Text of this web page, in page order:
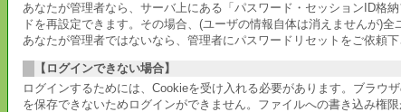
あなたが管理者なら、サーバ上にある「パスワード・セッションID格
ドを再設定できます。その場合、(ユーザの情報自体は消えませんが)
あなたが管理者ではないなら、管理者にパスワードリセットをご依頼
【ログインできない場合】
ログインするためには、Cookieを受け入れる必要があります。ブラウ
を保存できないためログインができません。ファイルへの書き込み権